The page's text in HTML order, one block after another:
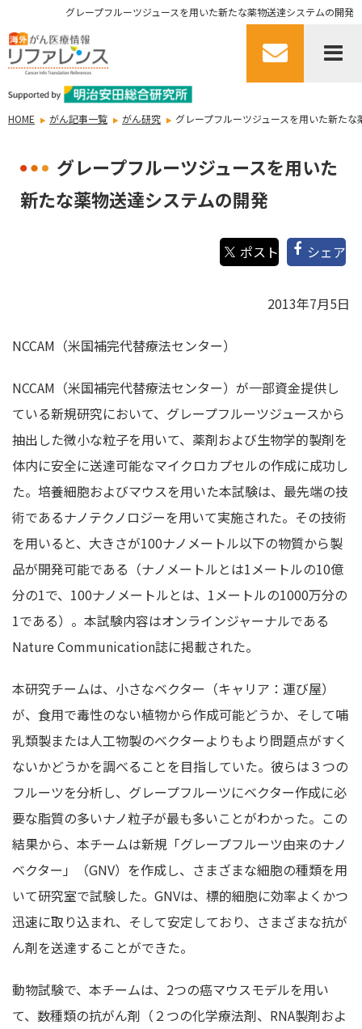
グレープフルーツジュースを用いた新たな薬物送達システムの開発
HOME がん記事一覧 がん研究 グレープフルーツジュースを用いた新た
グレープフルーツジュースを用いた
新たな薬物送達システムの開発
シェア
2013年7月5日
NCCAM（米国補完代替療法センター）
NCCAM（米国補完代替療法センター）が一部資金提供し
ている新規研究において、グレープフルーツジュースから
抽出した微小な粒子を用いて、薬剤および生物学的製剤を
体内に安全に送達可能なマイクロカプセルの作成に成功し
た。培養細胞およびマウスを用いた本試験は、最先端の技
術であるナノテクノロジーを用いて実施された。その技術
を用いると、大きさが100ナノメートル以下の物質から製
品が開発可能である（ナノメートルとは1メートルの10億
分の1で、100ナノメートルとは、1メートルの1000万分の
1である）。本試験内容はオンラインジャーナルである
Nature Communication誌に掲載された。
本研究チームは、小さなベクター（キャリア：運び屋）
が、食用で毒性のない植物から作成可能どうか、そして哺
乳類製または人工物製のベクターよりもより問題点がすく
ないかどうかを調べることを目指していた。彼らは３つの
フルーツを分析し、グレープフルーツにベクター作成に必
要な脂質の多いナノ粒子が最も多いことがわかった。この
結果から、本チームは新規「グレープフルーツ由来のナノ
ベクター」（GNV）を作成し、さまざまな細胞の種類を用
いて研究室で試験した。GNVは、標的細胞に効率よくかつ
迅速に取り込まれ、そして安定しており、さまざまな抗が
ん剤を送達することができた。
動物試験で、本チームは、2つの癌マウスモデルを用い
て、数種類の抗がん剤（２つの化学療法剤、RNA製剤およ